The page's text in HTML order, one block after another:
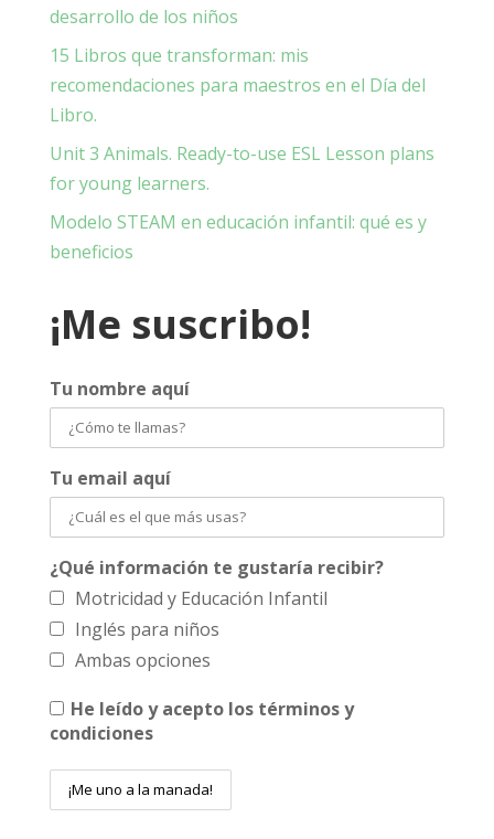
desarrollo de los niños
15 Libros que transforman: mis
recomendaciones para maestros en el Día del
Libro.
Unit 3 Animals. Ready-to-use ESL Lesson plans
for young learners.
Modelo STEAM en educación infantil: qué es y
beneficios
¡Me suscribo!
Tu nombre aquí
Tu email aquí
¿Qué información te gustaría recibir?
Motricidad y Educación Infantil
Inglés para niños
Ambas opciones
He leído y acepto los términos y
condiciones